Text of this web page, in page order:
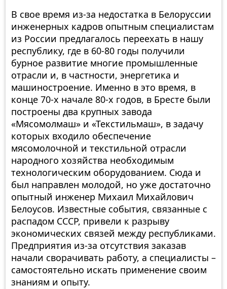
В свое время из-за недостатка в Белоруссии
инженерных кадров опытным специалистам
из России предлагалось переехать в нашу
республику, где в 60-80 годы получили
бурное развитие многие промышленные
отрасли и, в частности, энергетика и
машиностроение. Именно в это время, в
конце 70-х начале 80-х годов, в Бресте были
построены два крупных завода
«Мясомолмаш» и «Текстильмаш», в задачу
которых входило обеспечение
мясомолочной и текстильной отрасли
народного хозяйства необходимым
технологическим оборудованием. Сюда и
был направлен молодой, но уже достаточно
опытный инженер Михаил Михайлович
Белоусов. Известные события, связанные с
распадом СССР, привели к разрыву
экономических связей между республиками.
Предприятия из-за отсутствия заказав
начали сворачивать работу, а специалисты –
самостоятельно искать применение своим
знаниям и опыту.